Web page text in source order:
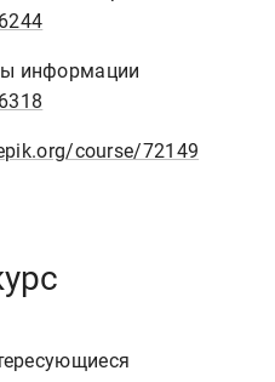
информации
course/72149